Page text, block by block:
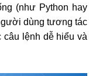
(như Python hay
dùng tương tác
lệnh dễ hiểu và